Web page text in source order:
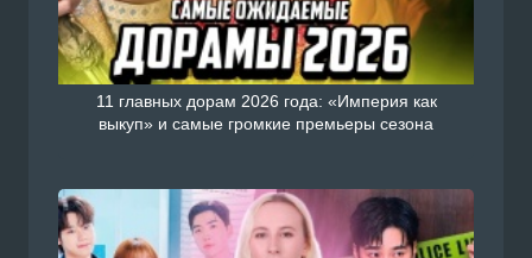
11 главных дорам 2026 года: «Империя как
выкуп» и самые громкие премьеры сезона